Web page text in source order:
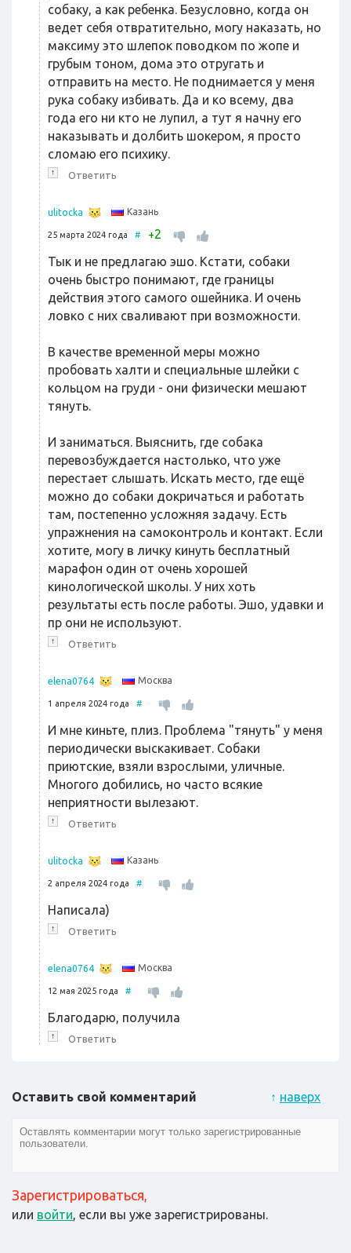
собаку, а как ребенка. Безусловно, когда он
ведет себя отвратительно, могу наказать, но
максиму это шлепок поводком по жопе и
грубым тоном, дома это отругать и
отправить на место. Не поднимается у меня
рука собаку избивать. Да и ко всему, два
года его ни кто не лупил, а тут я начну его
наказывать и долбить шокером, я просто
сломаю его психику.
↑ Ответить
ulitocka Казань
25 марта 2024 года # +2
Тык и не предлагаю эшо. Кстати, собаки
очень быстро понимают, где границы
действия этого самого ошейника. И очень
ловко с них сваливают при возможности.
В качестве временной меры можно
пробовать халти и специальные шлейки с
кольцом на груди - они физически мешают
тянуть.
И заниматься. Выяснить, где собака
перевозбуждается настолько, что уже
перестает слышать. Искать место, где ещё
можно до собаки докричаться и работать
там, постепенно усложняя задачу. Есть
упражнения на самоконтроль и контакт. Если
хотите, могу в личку кинуть бесплатный
марафон один от очень хорошей
кинологической школы. У них хоть
результаты есть после работы. Эшо, удавки и
пр они не используют.
↑ Ответить
elena0764 Москва
1 апреля 2024 года #
И мне киньте, плиз. Проблема "тянуть" у меня
периодически выскакивает. Собаки
приютские, взяли взрослыми, уличные.
Многого добились, но часто всякие
неприятности вылезают.
↑ Ответить
ulitocka Казань
2 апреля 2024 года #
Написала)
↑ Ответить
elena0764 Москва
12 мая 2025 года #
Благодарю, получила
↑ Ответить
↑ наверх
Оставить свой комментарий
Зарегистрироваться,
или войти, если вы уже зарегистрированы.